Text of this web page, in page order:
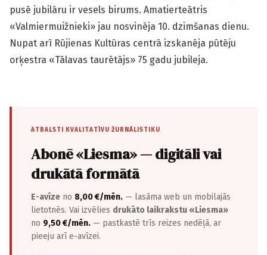
pusē jubilāru ir vesels birums. Amatierteātris
«Valmiermuižnieki» jau nosvinēja 10. dzimšanas dienu.
Nupat arī Rūjienas Kultūras centrā izskanēja pūtēju
orķestra «Tālavas taurētājs» 75 gadu jubileja.
ATBALSTI KVALITATĪVU ŽURNĀLISTIKU
Abonē «Liesma» — digitāli vai
drukātā formātā
E-avīze no 8,00 €/mēn. — lasāma web un mobilajās
lietotnēs. Vai izvēlies drukāto laikrakstu «Liesma»
no 9,50 €/mēn. — pastkastē trīs reizes nedēļā, ar
pieeju arī e-avīzei.